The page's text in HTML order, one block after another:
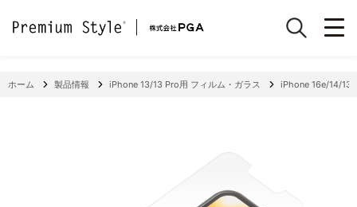
ホーム 製品情報 iPhone 13/13 Pro用 フィルム・ガラス iPhone 16e/14/13/